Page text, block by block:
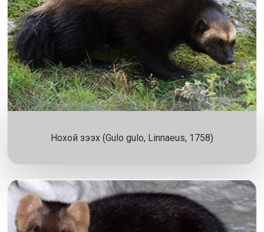
Нохой зээх (Gulo gulo, Linnaeus, 1758)